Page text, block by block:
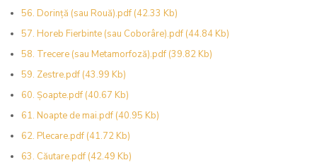
56. Dorință (sau Rouă).pdf (42.33 Kb)
57. Horeb Fierbinte (sau Coborâre).pdf (44.84 Kb)
58. Trecere (sau Metamorfoză).pdf (39.82 Kb)
59. Zestre.pdf (43.99 Kb)
60. Șoapte.pdf (40.67 Kb)
61. Noapte de mai.pdf (40.95 Kb)
62. Plecare.pdf (41.72 Kb)
63. Căutare.pdf (42.49 Kb)